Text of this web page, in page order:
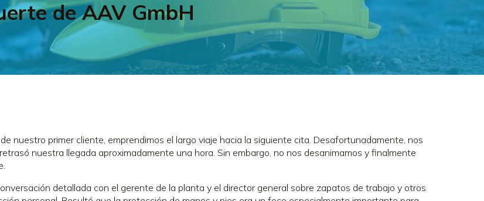
de AAV GmbH
nuestro primer cliente, emprendimos el largo viaje hacia la siguiente cita. Desafortunadamente, nos
nuestra llegada aproximadamente una hora. Sin embargo, no nos desanimamos y finalmente
detallada con el gerente de la planta y el director general sobre zapatos de trabajo y otros